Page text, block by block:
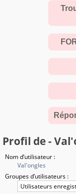
Profil de -
Nom d’utilisateur :
Val'ongles
Groupes d’utilisateurs :